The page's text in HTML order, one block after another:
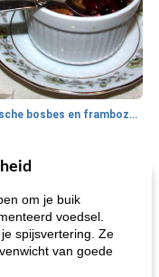
Russische bosbes en frambozenpudding
om je buik
voedsel.
spijsvertering. Ze
van goede